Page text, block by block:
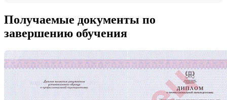
Получаемые документы по
завершению обучения